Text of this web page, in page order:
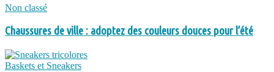
Non classé
Chaussures de ville : adoptez des couleurs douces pour l’été
Baskets et Sneakers